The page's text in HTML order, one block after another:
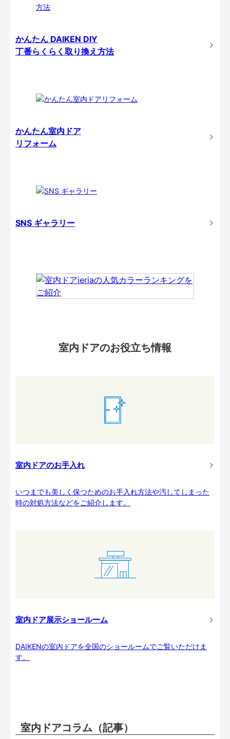
かんたん DAIKEN DIY
丁番らくらく取り換え方法
かんたん室内ドア
リフォーム
SNS ギャラリー
室内ドアのお役立ち情報
室内ドアのお手入れ
いつまでも美しく保つためのお手入れ方法や汚してしまった
時の対処方法などをご紹介します。
室内ドア展示ショールーム
DAIKENの室内ドアを全国のショールームでご覧いただけま
す。
室内ドアコラム（記事）